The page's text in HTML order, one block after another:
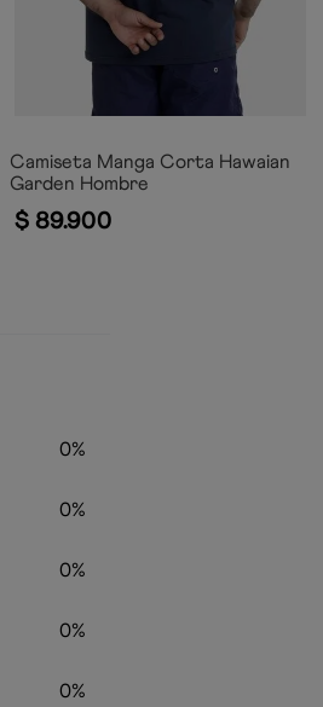
Camiseta Manga Corta Hawaian
Garden Hombre
$ 89.900
0%
0%
0%
0%
0%